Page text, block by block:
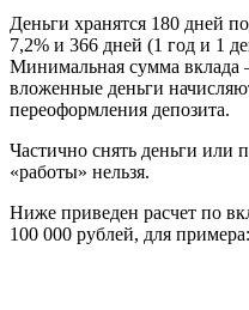
Деньги хранятся 180 дней
7,2% и 366 дней (1 год и 1
Минимальная сумма вклада
вложенные деньги
переоформления депозита.
Частично снять деньги или
«работы» нельзя.
Ниже приведен расчет по
100 000 рублей, для примера: